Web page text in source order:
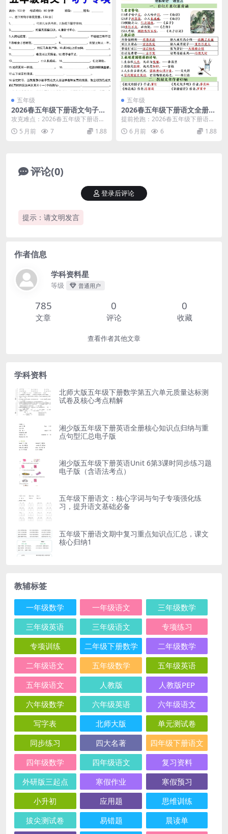
五年级
2026春五年级下册语文句子专
项训练全册提分精华含答案电
子版资料
攻克难点：2026春五年级下册语文
句子专项训练核心解析 大家好，我
是学科星。进入...
5 月前 7 1.88
五年级
2026春五年级下册语文全册必
背知识点寒假预习同步提分专
项电子版资料
提前抢跑：2026春五年级下册语文
全册必背知识点寒假预习攻略 大家
好，我是学科星...
6 月前 6 1.88
评论(0)
提示：请文明发言
登录后评论
作者信息
学科资料星
等级 普通用户
785
文章
0
评论
0
收藏
查看作者其他文章
学科资料
北师大版五年级下册数学第五六单元质量达标测
试卷及核心考点精解
湘少版五年级下册英语全册核心知识点归纳与重
点句型汇总电子版
湘少版五年级下册英语Unit 6第3课时同步练习题
电子版（含语法考点）
五年级下册语文：核心字词与句子专项强化练
习，提升语文基础必备
五年级下册语文期中复习重点知识点汇总，课文
核心归纳1
教辅标签
一年级数学 一年级语文
三年级数学
三年级英语
三年级语文
专项练习
专项训练
二年级下册数学
二年级数学
二年级语文
五年级数学
五年级英语
五年级语文
人教版
人教版PEP
六年级数学
六年级英语
六年级语文
写字表
北师大版
单元测试卷
同步练习
四大名著
四年级下册语文
四年级数学
四年级语文
复习资料
外研版三起点
寒假作业
寒假预习
小升初
应用题
思维训练
拔尖测试卷
易错题 晨读单